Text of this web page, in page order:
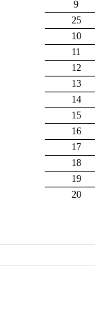
9
25
10
11
12
13
14
15
16
17
18
19
20